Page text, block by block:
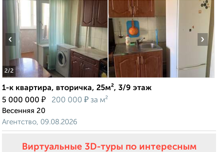
2/2
‹ ›
1-к квартира, вторичка, 25м², 3/9 этаж
5 000 000 ₽ 200 000 ₽ за м²
Весенняя 20
Агентство, 09.08.2026
Виртуальные 3D-туры по интересным